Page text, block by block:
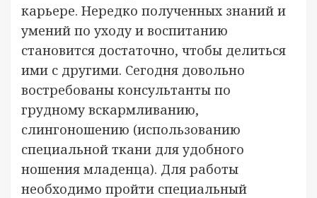
карьере. Нередко полученных знаний и
умений по уходу и воспитанию
становится достаточно, чтобы делиться
ими с другими. Сегодня довольно
востребованы консультанты по
грудному вскармливанию,
слингоношению (использованию
специальной ткани для удобного
ношения младенца). Для работы
необходимо пройти специальный